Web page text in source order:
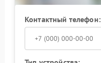
Контактный телефон: